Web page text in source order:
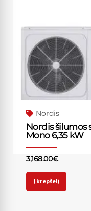
Nordis
Nordis šilumos
Mono 6,35 kW
3,168.00€
Į krepšelį